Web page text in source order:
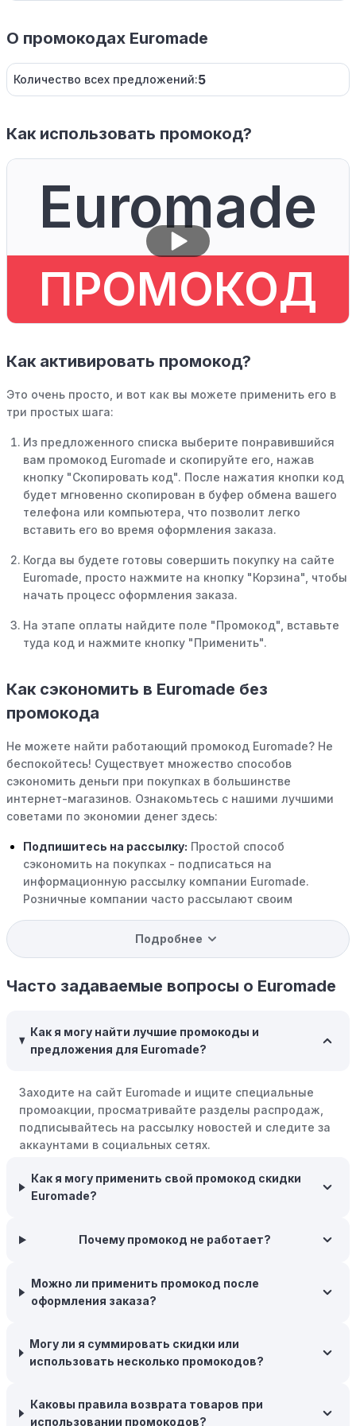
О промокодах Euromade
Количество всех предложений:5
Как использовать промокод?
Euromade
ПРОМОКОД
Как активировать промокод?
Это очень просто, и вот как вы можете применить его в
три простых шага:
Из предложенного списка выберите понравившийся
вам промокод Euromade и скопируйте его, нажав
кнопку "Скопировать код". После нажатия кнопки код
будет мгновенно скопирован в буфер обмена вашего
телефона или компьютера, что позволит легко
вставить его во время оформления заказа.
Когда вы будете готовы совершить покупку на сайте
Euromade, просто нажмите на кнопку "Корзина", чтобы
начать процесс оформления заказа.
На этапе оплаты найдите поле "Промокод", вставьте
туда код и нажмите кнопку "Применить".
Как сэкономить в Euromade без
промокода
Не можете найти работающий промокод Euromade? Не
беспокойтесь! Существует множество способов
сэкономить деньги при покупках в большинстве
интернет-магазинов. Ознакомьтесь с нашими лучшими
советами по экономии денег здесь:
Подпишитесь на рассылку: Простой способ
сэкономить на покупках - подписаться на
информационную рассылку компании Euromade.
Розничные компании часто рассылают своим
доступ к распродажам.
компании Euromade есть программы поощрения,
позволяющие зарабатывать баллы или cashback на
скидки или будущие покупки.
пятница" или сезонными акциями. В такие периоды
розничные компании часто предлагают значительные
скидки.
добавьте товары в корзину и оставьте их на день или
два. В некоторых случаях существует большая
Euromade, могут прислать вам код скидки, чтобы
Межсезонные покупки:Приобретайте товары во
время межсезонных распродаж, когда магазины
товары на следующий сезон, когда они будут в
продаже.
Возможность бесплатной доставки:Большинство
интернет-магазинов часто предлагают бесплатную
Подробнее
Часто задаваемые вопросы о Euromade
Как я могу найти лучшие промокоды и
предложения для Euromade?
Заходите на сайт Euromade и ищите специальные
промоакции, просматривайте разделы распродаж,
подписывайтесь на рассылку новостей и следите за
аккаунтами в социальных сетях.
Как я могу применить свой промокод скидки
Euromade?
Почему промокод не работает?
Можно ли применить промокод после
оформления заказа?
Могу ли я суммировать скидки или
использовать несколько промокодов?
Каковы правила возврата товаров при
использовании промокодов?